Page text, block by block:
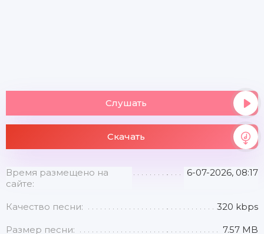
Слушать
Скачать
Время размещено на
сайте:
6-07-2026, 08:17
Качество песни: 320 kbps
Размер песни: 7.57 MB